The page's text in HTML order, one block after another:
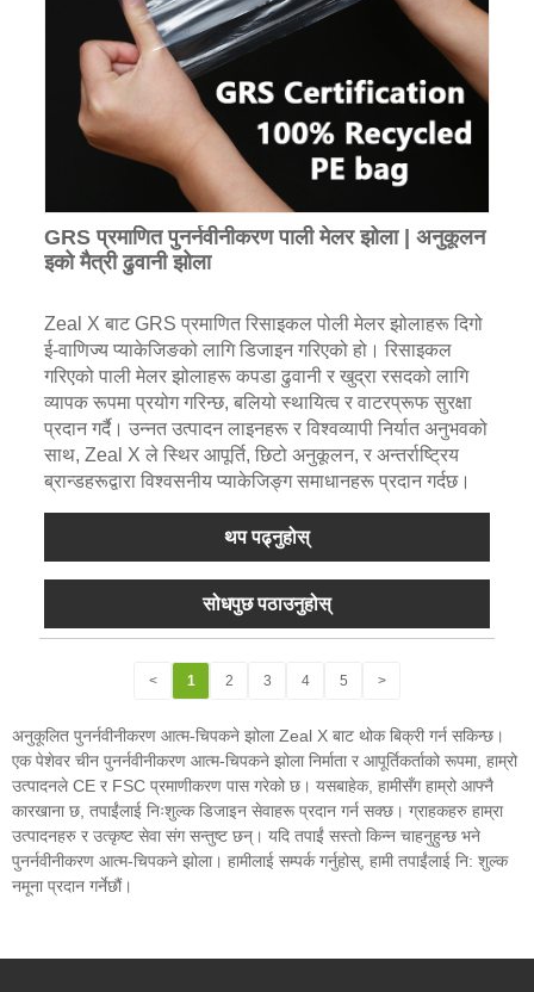
GRS प्रमाणित पुनर्नवीनीकरण पाली मेलर झोला | अनुकूलन
इको मैत्री ढुवानी झोला
Zeal X बाट GRS प्रमाणित रिसाइकल पोली मेलर झोलाहरू दिगो
ई-वाणिज्य प्याकेजिङको लागि डिजाइन गरिएको हो। रिसाइकल
गरिएको पाली मेलर झोलाहरू कपडा ढुवानी र खुद्रा रसदको लागि
व्यापक रूपमा प्रयोग गरिन्छ, बलियो स्थायित्व र वाटरप्रूफ सुरक्षा
प्रदान गर्दै। उन्नत उत्पादन लाइनहरू र विश्वव्यापी निर्यात अनुभवको
साथ, Zeal X ले स्थिर आपूर्ति, छिटो अनुकूलन, र अन्तर्राष्ट्रिय
ब्रान्डहरूद्वारा विश्वसनीय प्याकेजिङ्ग समाधानहरू प्रदान गर्दछ।
थप पढ्नुहोस्
सोधपुछ पठाउनुहोस्
< 1 2 3 4 5 >
अनुकूलित पुनर्नवीनीकरण आत्म-चिपकने झोला Zeal X बाट थोक बिक्री गर्न सकिन्छ।
एक पेशेवर चीन पुनर्नवीनीकरण आत्म-चिपकने झोला निर्माता र आपूर्तिकर्ताको रूपमा, हाम्रो
उत्पादनले CE र FSC प्रमाणीकरण पास गरेको छ। यसबाहेक, हामीसँग हाम्रो आफ्नै
कारखाना छ, तपाईंलाई निःशुल्क डिजाइन सेवाहरू प्रदान गर्न सक्छ। ग्राहकहरु हाम्रा
उत्पादनहरु र उत्कृष्ट सेवा संग सन्तुष्ट छन्। यदि तपाईं सस्तो किन्न चाहनुहुन्छ भने
पुनर्नवीनीकरण आत्म-चिपकने झोला। हामीलाई सम्पर्क गर्नुहोस्, हामी तपाईंलाई नि: शुल्क
नमूना प्रदान गर्नेछौं।